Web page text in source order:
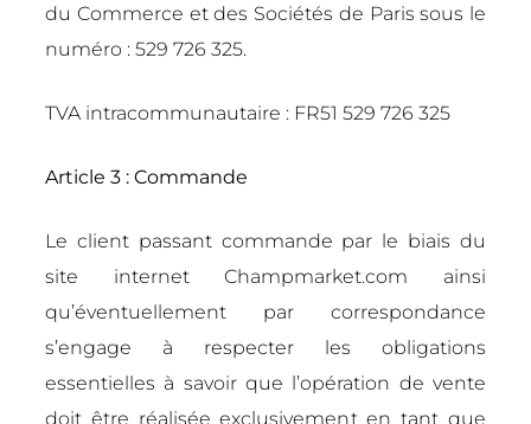
du Commerce et des Sociétés de Paris sous le
numéro : 529 726 325.
TVA intracommunautaire : FR51 529 726 325
Article 3 : Commande
Le client passant commande par le biais du
site internet Champmarket.com ainsi
qu’éventuellement par correspondance
s’engage à respecter les obligations
essentielles à savoir que l’opération de vente
doit être réalisée exclusivement en tant que